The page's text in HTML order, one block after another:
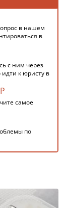
в нашем
в
с ним через
идти к юристу в
самое
по